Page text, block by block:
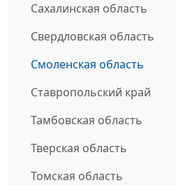
Сахалинская область
Свердловская область
Смоленская область
Ставропольский край
Тамбовская область
Тверская область
Томская область